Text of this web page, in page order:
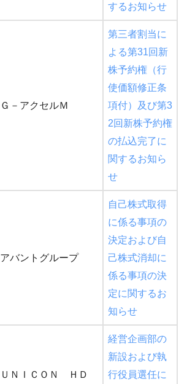
するお知らせ
Ｇ－アクセルＭ
第三者割当に
よる第31回新
株予約権（行
使価額修正条
項付）及び第3
2回新株予約権
の払込完了に
関するお知ら
せ
アバントグループ
自己株式取得
に係る事項の
決定および自
己株式消却に
係る事項の決
定に関するお
知らせ
ＵＮＩＣＯＮ ＨＤ
経営企画部の
新設および執
行役員選任に